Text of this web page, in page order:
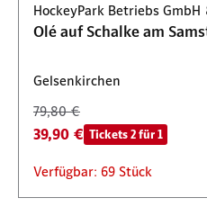
HockeyPark Betriebs GmbH
Olé auf Schalke am
Gelsenkirchen
79,80 €
39,90 € Tickets 2 für 1
Verfügbar: 69 Stück